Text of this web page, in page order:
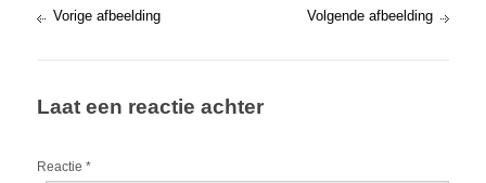
Vorige afbeelding Volgende afbeelding
Laat een reactie achter
Reactie *